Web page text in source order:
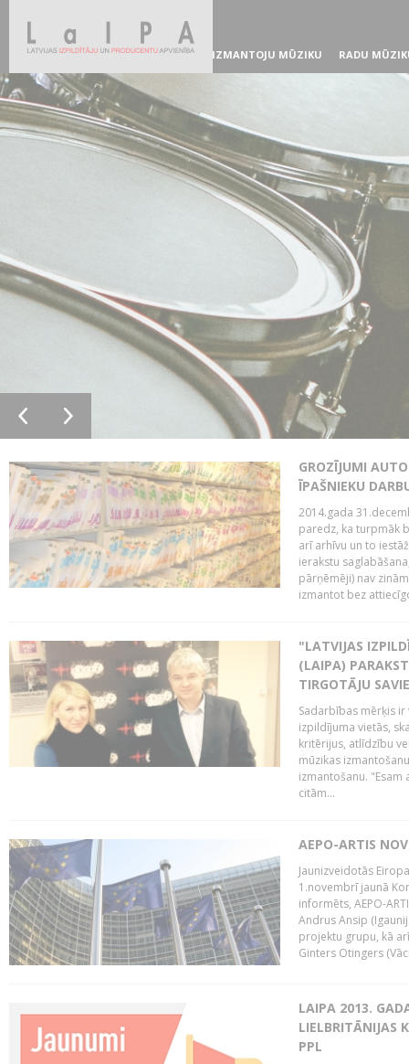
IZMANTOJU MŪZIKU RADU
GROZĪJUMI
ĪPAŠNIEKU
2014.gada
paredz, ka turpmāk
arī arhīvu un to
ierakstu
pārņēmēji) nav
izmantot bez
"LATVIJAS
(LAIPA)
TIRGOTĀJU
Sadarbības mērķis
izpildījuma vietās,
kritērijus, atlīdzību
mūzikas
izmantošanu.
citām...
AEPO-ARTIS
Jaunizveidotās
1.novembrī jaunā
informēts, AEPO-
Andrus Ansip
projektu grupu, kā
Ginters Otingers
LAIPA 2013.
LIELBRITĀNIJAS
PPL